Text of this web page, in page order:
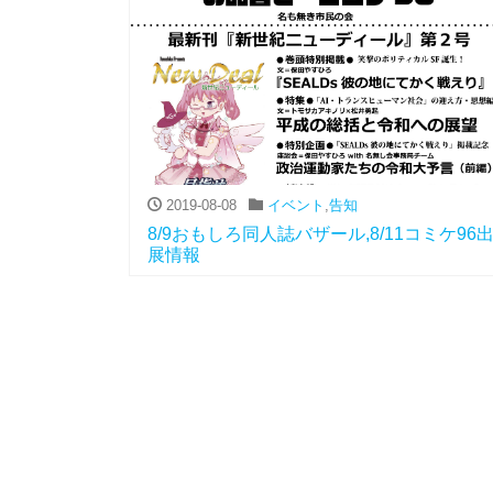
2019-08-08 イベント 告知
8/9おもしろ同人誌バザール,8/11コミケ96出
展情報